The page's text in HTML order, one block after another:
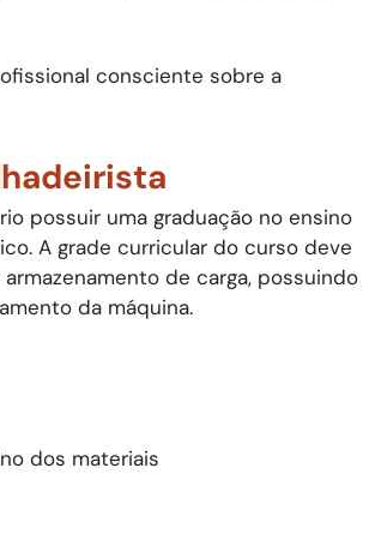
consciente sobre a
possuir uma graduação no ensino
A grade curricular do curso deve
de carga, possuindo
da máquina.
dos materiais